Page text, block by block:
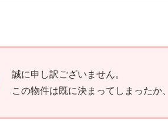
誠に申し訳ございません。
この物件は既に決まってしまったか